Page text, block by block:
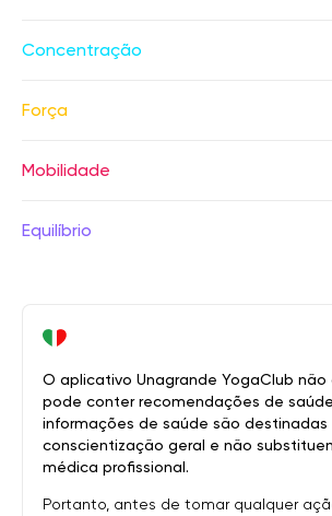
Concentração
Força
Mobilidade
Equilíbrio
O aplicativo Unagrande YogaClub
pode conter recomendações de
informações de saúde são destinadas
conscientização geral e não
médica profissional.
Portanto, antes de tomar qualquer